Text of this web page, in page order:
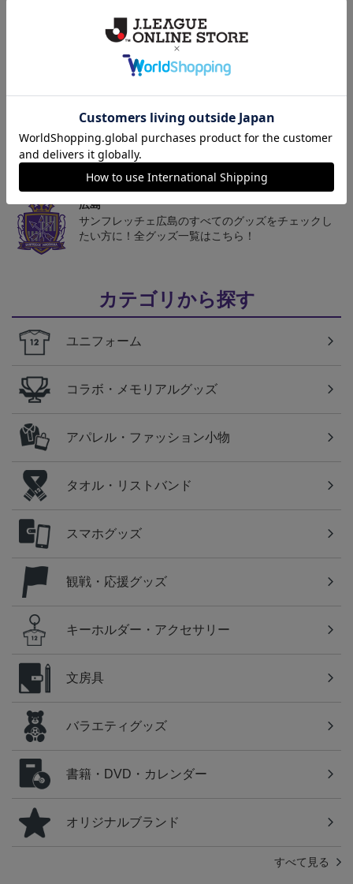
サンフレッチェ広島の2022ユニフォームを着て試合
を応援しよう！
広島
サンフレッチェ広島のクラブエンブレムがワンポイ
ントになったマスクやマスクストラップも！
広島
サンフレッチェ広島のすべてのグッズをチェックし
たい方に！全グッズ一覧はこちら！
カテゴリから探す
ユニフォーム
コラボ・メモリアルグッズ
アパレル・ファッション小物
タオル・リストバンド
スマホグッズ
観戦・応援グッズ
キーホルダー・アクセサリー
文房具
バラエティグッズ
書籍・DVD・カレンダー
オリジナルブランド
すべて見る